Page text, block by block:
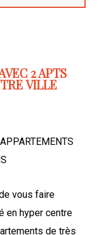
2 APTS
VILLE
vous faire
en hyper centre
de très